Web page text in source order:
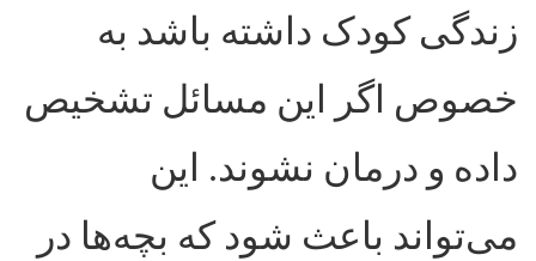
زندگی کودک داشته باشد به
خصوص اگر این مسائل تشخیص
داده و درمان نشوند. این
می‌تواند باعث شود که بچه‌ها در